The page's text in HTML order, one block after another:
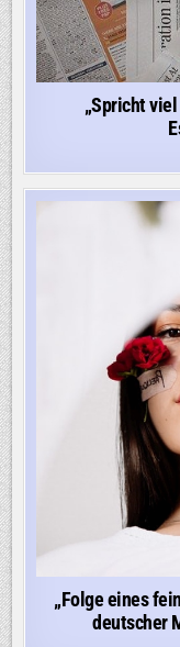
„Spricht
„Folge eines
deutscher